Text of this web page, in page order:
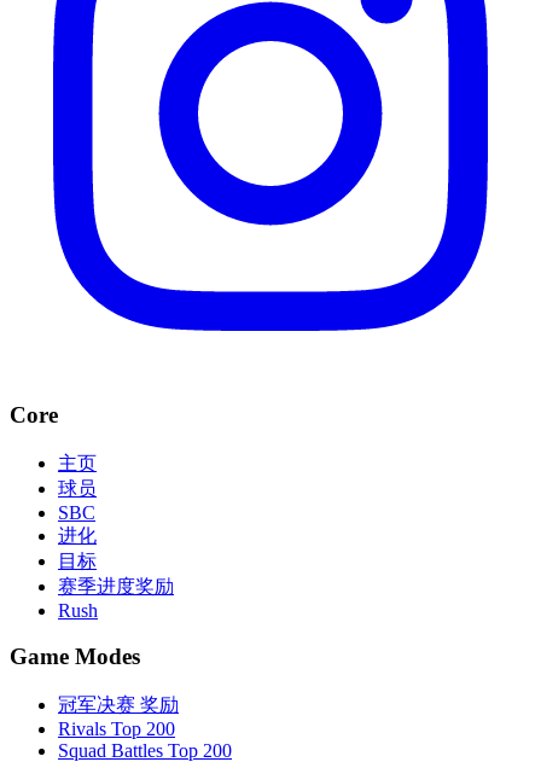
Core
主页
球员
SBC
进化
目标
赛季进度奖励
Rush
Game Modes
冠军决赛 奖励
Rivals Top 200
Squad Battles Top 200